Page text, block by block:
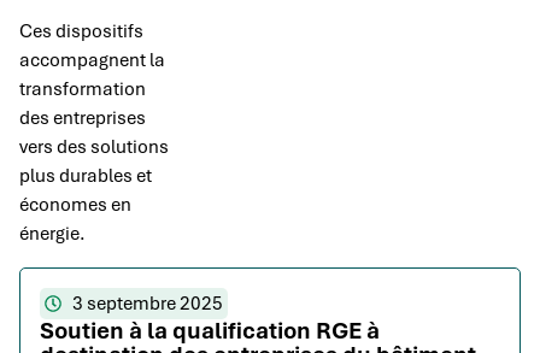
Ces dispositifs
accompagnent la
transformation
des entreprises
vers des solutions
plus durables et
économes en
énergie.
3 septembre 2025
Soutien à la qualification RGE à